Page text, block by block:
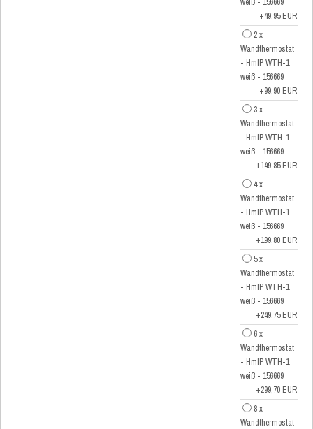
+49,95 EUR
2 x
Wandthermostat
- HmIP WTH-1
weiß - 156669
+99,90 EUR
3 x
Wandthermostat
- HmIP WTH-1
weiß - 156669
+149,85 EUR
4 x
Wandthermostat
- HmIP WTH-1
weiß - 156669
+199,80 EUR
5 x
Wandthermostat
- HmIP WTH-1
weiß - 156669
+249,75 EUR
6 x
Wandthermostat
- HmIP WTH-1
weiß - 156669
+299,70 EUR
8 x
Wandthermostat